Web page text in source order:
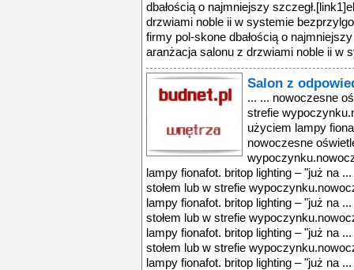
dbałością o najmniejszy
drzwiami noble ii w systemie
firmy pol-skone dbałością o
aranżacja salonu z drzwiami noble ii w
Salon z
... ... nowoczesne
strefie
użyciem lampy
nowoczesne
lampy fionafot. britop lighting – "już na
stołem lub w strefie
lampy fionafot. britop lighting – "już na
stołem lub w strefie
lampy fionafot. britop lighting – "już na
stołem lub w strefie
lampy fionafot. britop lighting – "już na